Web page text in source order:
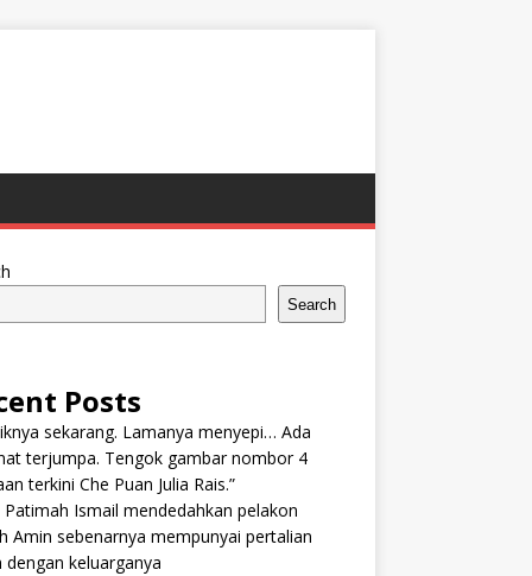
Search
Posts
sekarang. Lamanya menyepi… Ada
terjumpa. Tengok gambar nombor 4
terkini Che Puan Julia Rais.”
Ismail mendedahkan pelakon
Amin sebenarnya mempunyai pertalian
dengan keluarganya